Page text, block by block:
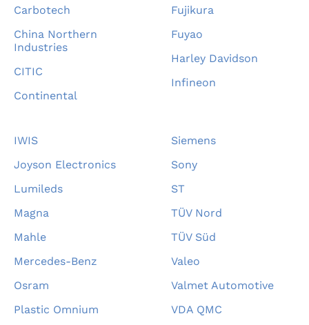
Carbotech
China Northern
Industries
CITIC
Continental
Fujikura
Fuyao
Harley Davidson
Infineon
IWIS
Joyson Electronics
Lumileds
Magna
Mahle
Mercedes-Benz
Osram
Plastic Omnium
Siemens
Sony
ST
TÜV Nord
TÜV Süd
Valeo
Valmet Automotive
VDA QMC